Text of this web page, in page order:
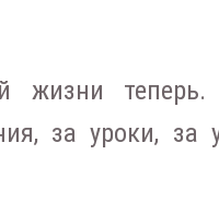
теперь.
за уроки, за